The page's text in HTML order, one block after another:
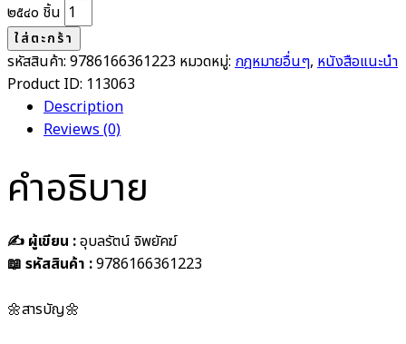
๒๕๔๐ ชิ้น
ใส่ตะกร้า
รหัสสินค้า: 9786166361223 หมวดหมู่: กฎหมายอื่นๆ, หนังสือแนะนำ
Product ID: 113063
Description
Reviews (0)
คำอธิบาย
✍️ ผู้เขียน :อุบลรัตน์ จิพยัคฆ์
📖 รหัสสินค้า :9786166361223
🌼สารบัญ🌼